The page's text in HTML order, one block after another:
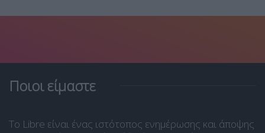
Ποιοι είμαστε
Το Libre είναι ένας ιστότοπος ενημέρωσης και άποψης